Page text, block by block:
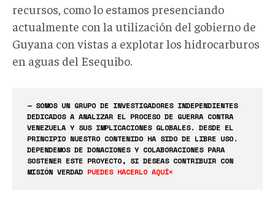
recursos, como lo estamos presenciando
actualmente con la utilización del gobierno de
Guyana con vistas a explotar los hidrocarburos
en aguas del Esequibo.
— SOMOS UN GRUPO DE INVESTIGADORES INDEPENDIENTES
DEDICADOS A ANALIZAR EL PROCESO DE GUERRA CONTRA
VENEZUELA Y SUS IMPLICACIONES GLOBALES. DESDE EL
PRINCIPIO NUESTRO CONTENIDO HA SIDO DE LIBRE USO.
DEPENDEMOS DE DONACIONES Y COLABORACIONES PARA
SOSTENER ESTE PROYECTO, SI DESEAS CONTRIBUIR CON
MISIÓN VERDAD PUEDES HACERLO AQUÍ<